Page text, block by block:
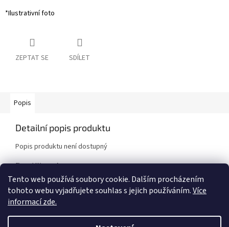
Tento web používá soubory cookie. Dalším procházením
tohoto webu vyjadřujete souhlas s jejich používáním.Více
informací zde.
*Ilustrativní foto
ZEPTAT SE SDÍLET
Popis
Detailní popis produktu
Popis produktu není dostupný
Doplňkové parametry
Kategorie:
Brzdové destičky
Značka vozidla: Subaru